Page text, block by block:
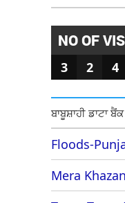
NO OF
3 2 4
ਬਾਬੂਸ਼ਾਹੀ ਡਾਟਾ ਬੈਂਕ
Floods-
Mera